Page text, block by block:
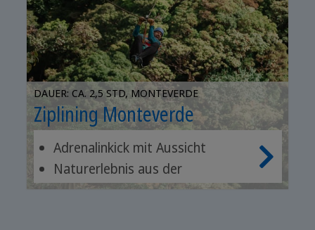
DAUER: CA. 2,5 STD, MONTEVERDE
Ziplining Monteverde
Adrenalinkick mit Aussicht
Naturerlebnis aus der
Vogelperspektive